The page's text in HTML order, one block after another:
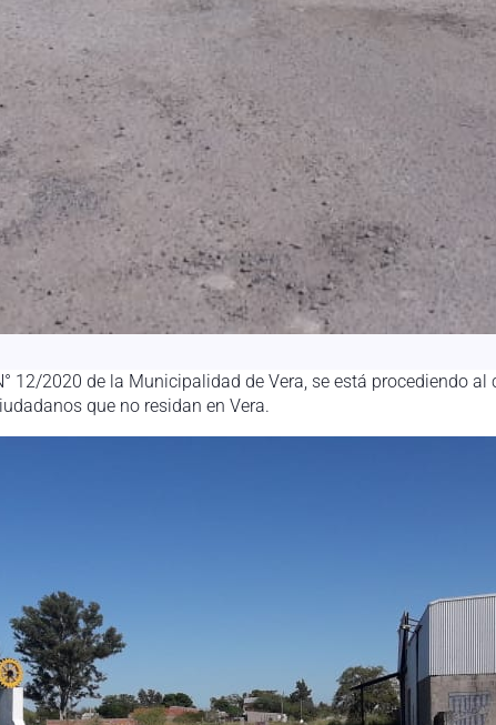
12/2020 de la Municipalidad de Vera, se está procediendo al
que no residan en Vera.